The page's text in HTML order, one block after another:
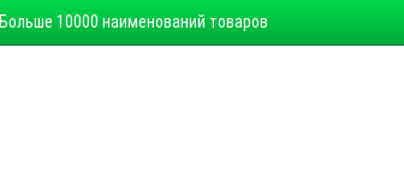
Больше 10000 наименований товаров